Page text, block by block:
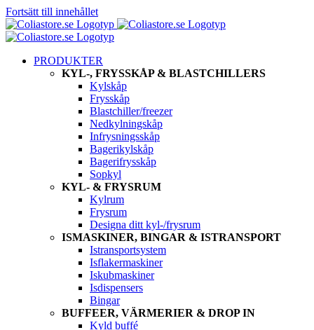
Fortsätt till innehållet
PRODUKTER
KYL-, FRYSSKÅP & BLASTCHILLERS
Kylskåp
Frysskåp
Blastchiller/freezer
Nedkylningskåp
Infrysningsskåp
Bagerikylskåp
Bagerifrysskåp
Sopkyl
KYL- & FRYSRUM
Kylrum
Frysrum
Designa ditt kyl-/frysrum
ISMASKINER, BINGAR & ISTRANSPORT
Istransportsystem
Isflakermaskiner
Iskubmaskiner
Isdispensers
Bingar
BUFFEER, VÄRMERIER & DROP IN
Kyld buffé